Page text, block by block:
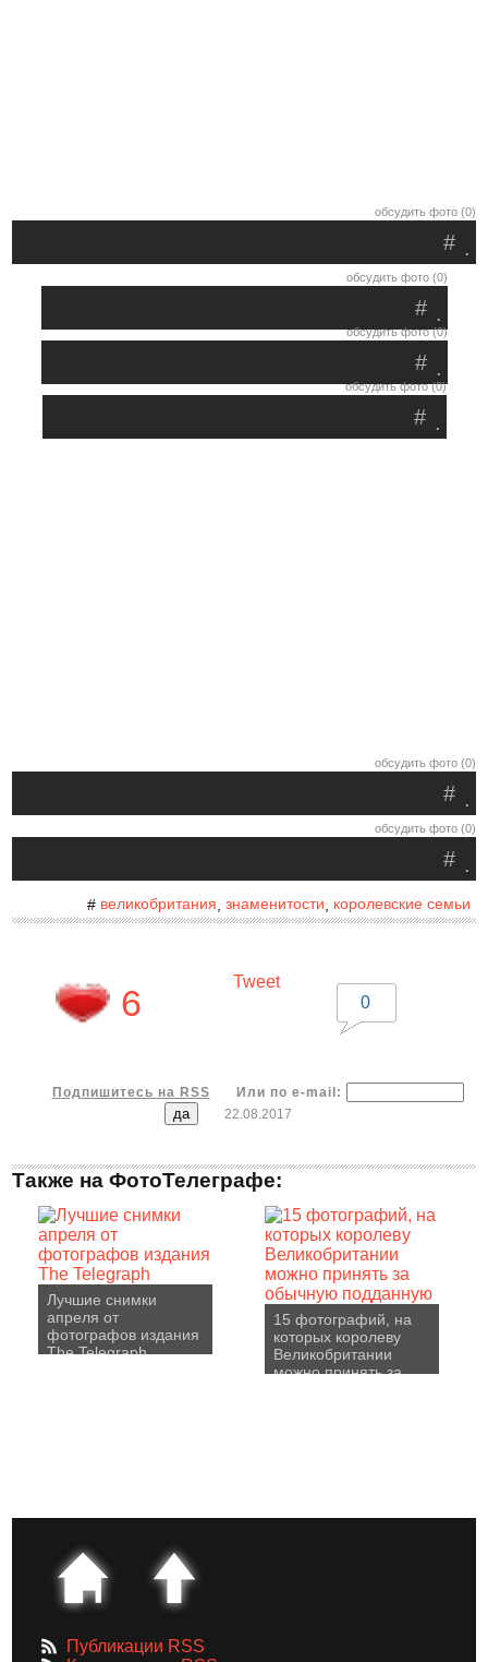
обсудить фото (0)
.
#
обсудить фото (0)
.
#
обсудить фото (0)
.
#
обсудить фото (0)
.
#
обсудить фото (0)
.
#
обсудить фото (0)
.
#
# великобритания знаменитости королевские семьи
6
Tweet
0
Подпишитесь на RSS
Или по e-mail:
22.08.2017
Также на ФотоТелеграфе:
Лучшие снимки
апреля от
фотографов издания
The Telegraph
15 фотографий, на
которых королеву
Великобритании
можно принять за
Публикации RSS